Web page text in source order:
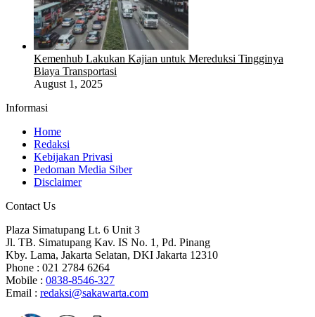
Kemenhub Lakukan Kajian untuk Mereduksi Tingginya
Biaya Transportasi
August 1, 2025
Informasi
Home
Redaksi
Kebijakan Privasi
Pedoman Media Siber
Disclaimer
Contact Us
Plaza Simatupang Lt. 6 Unit 3
Jl. TB. Simatupang Kav. IS No. 1, Pd. Pinang
Kby. Lama, Jakarta Selatan, DKI Jakarta 12310
Phone : 021 2784 6264
Mobile : 0838-8546-327
Email : redaksi@sakawarta.com